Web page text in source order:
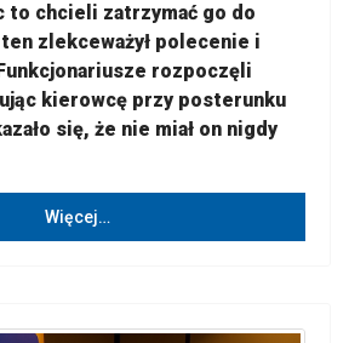
to chcieli zatrzymać go do
zlekceważył polecenie i
rozpoczęli
kierowcę przy posterunku
się, że nie miał on nigdy
Więcej…